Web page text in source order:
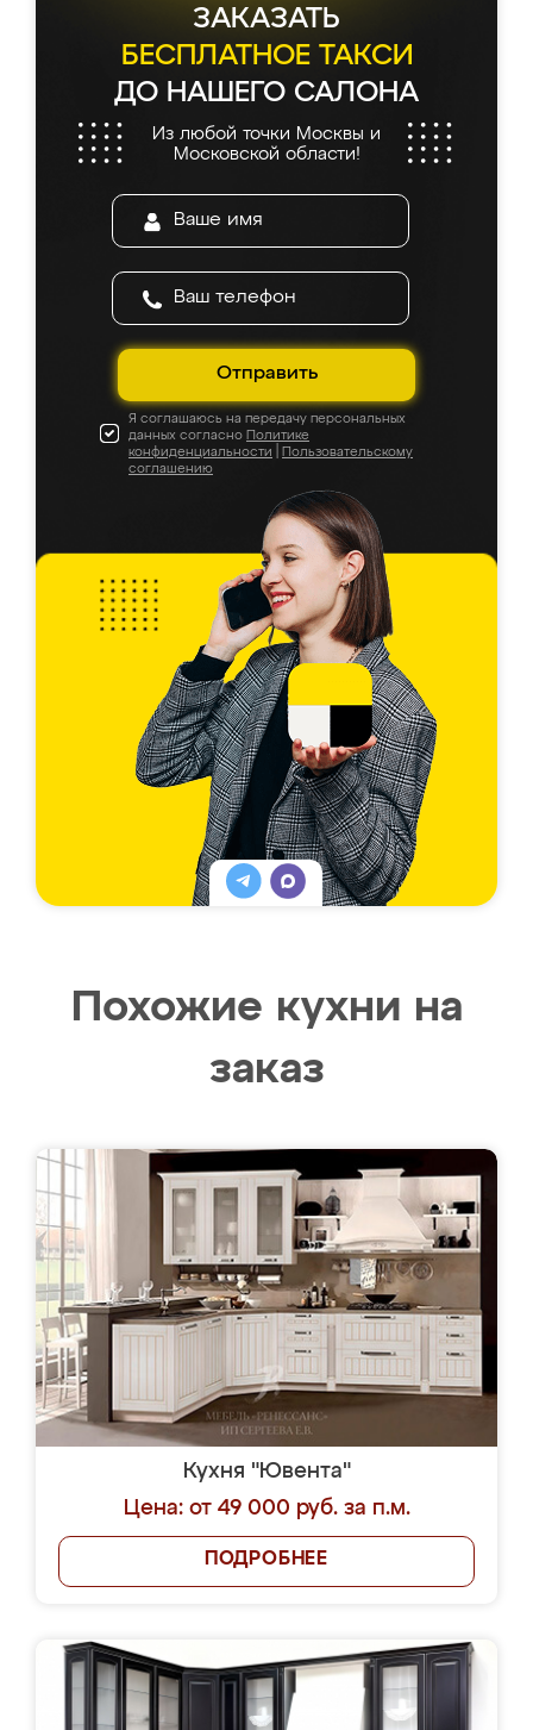
ЗАКАЗАТЬ
БЕСПЛАТНОЕ ТАКСИ
ДО НАШЕГО САЛОНА
Из любой точки Москвы и
Московской области!
Отправить
Я соглашаюсь на передачу персональных
данных согласно Политике
конфиденциальности
Пользовательскому
соглашению
Похожие кухни на
заказ
Кухня "Ювента"
Цена: от 49 000 руб. за п.м.
ПОДРОБНЕЕ